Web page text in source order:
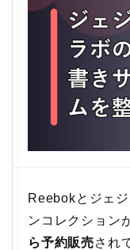
Reebokとジェ
ンコレクション
ら予約販売され